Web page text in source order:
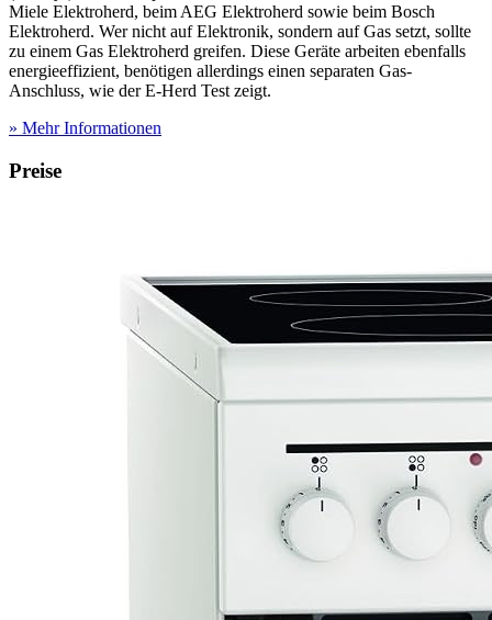
Miele Elektroherd, beim AEG Elektroherd sowie beim Bosch
Elektroherd. Wer nicht auf Elektronik, sondern auf Gas setzt, sollte
zu einem Gas Elektroherd greifen. Diese Geräte arbeiten ebenfalls
energieeffizient, benötigen allerdings einen separaten Gas-
Anschluss, wie der E-Herd Test zeigt.
» Mehr Informationen
Preise